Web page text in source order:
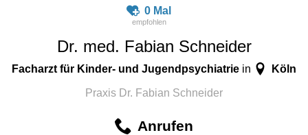
0 Mal
Dr. med. Fabian Schneider
Facharzt für Kinder- und Jugendpsychiatrie in Köln
Praxis Dr. Fabian Schneider
Anrufen